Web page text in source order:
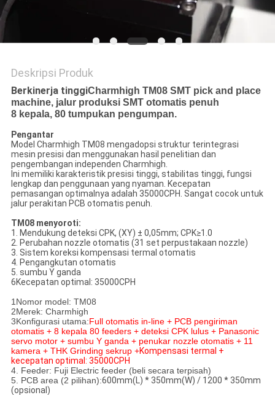
Deskripsi Produk
Berkinerja tinggiCharmhigh TM08 SMT pick and place
machine, jalur produksi SMT otomatis penuh
8 kepala, 80 tumpukan pengumpan.
Pengantar
Model Charmhigh TM08 mengadopsi struktur terintegrasi
mesin presisi dan menggunakan hasil penelitian dan
pengembangan independen Charmhigh.
Ini memiliki karakteristik presisi tinggi, stabilitas tinggi, fungsi
lengkap dan penggunaan yang nyaman. Kecepatan
pemasangan optimalnya adalah 35000CPH. Sangat cocok untuk
jalur perakitan PCB otomatis penuh.
TM08 menyoroti:
1. Mendukung deteksi CPK, (XY) ± 0,05mm; CPK≥1.0
2. Perubahan nozzle otomatis (31 set perpustakaan nozzle)
3. Sistem koreksi kompensasi termal otomatis
4. Pengangkutan otomatis
5. sumbu Y ganda
6Kecepatan optimal: 35000CPH
1Nomor model: TM08
2Merek: Charmhigh
3Konfigurasi utama:Full otomatis in-line + PCB pengiriman
otomatis + 8 kepala 80 feeders + deteksi CPK lulus + Panasonic
servo motor + sumbu Y ganda + penukar nozzle otomatis + 11
kamera + THK Grinding sekrup +Kompensasi termal +
kecepatan optimal: 35000CPH
4. Feeder: Fuji Electric feeder (beli secara terpisah)
5. PCB area (2 pilihan):600mm(L) * 350mm(W) / 1200 * 350mm
(opsional)